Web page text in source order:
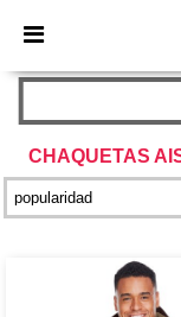
× App de
¡Mejores
CHAQUETAS